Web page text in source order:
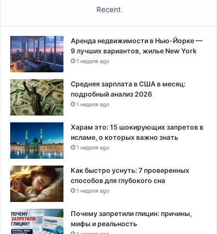
л
а
р
о
в
в
ы
д
и
н
т
ы
й
д
р
Recent
Аренда недвижимости в Нью-Йорке —
9 лучших вариантов, жилье New York
1 неделя ago
Средняя зарплата в США в месяц:
подробный анализ 2026
1 неделя ago
Харам это: 15 шокирующих запретов в
исламе, о которых важно знать
1 неделя ago
Как быстро уснуть: 7 проверенных
способов для глубокого сна
1 неделя ago
Почему запретили глицин: причины,
мифы и реальность